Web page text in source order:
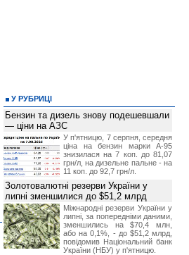
У РУБРИЦІ
Бензин та дизель знову подешевшали
— ціни на АЗС
У п'ятницю, 7 серпня, середня
ціна на бензин марки А-95
знизилася на 7 коп. до 81,07
грн/л, на дизельне пальне - на
11 коп. до 92,7 грн/л.
Золотовалютні резерви України у
липні зменшилися до $51,2 млрд
Міжнародні резерви України у
липні, за попередніми даними,
зменшились на $70,4 млн,
або на 0,1%, - до $51,2 млрд,
повідомив Національний банк
України (НБУ) у п'ятницю.